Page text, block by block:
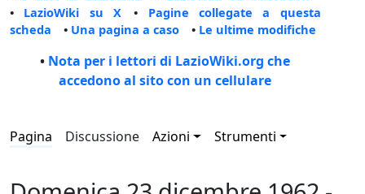
• LazioWiki su X • Pagine collegate a questa
scheda • Una pagina a caso • Le ultime modifiche
• Nota per i lettori di LazioWiki.org che
accedono al sito con un cellulare
Pagina Discussione Azioni Strumenti